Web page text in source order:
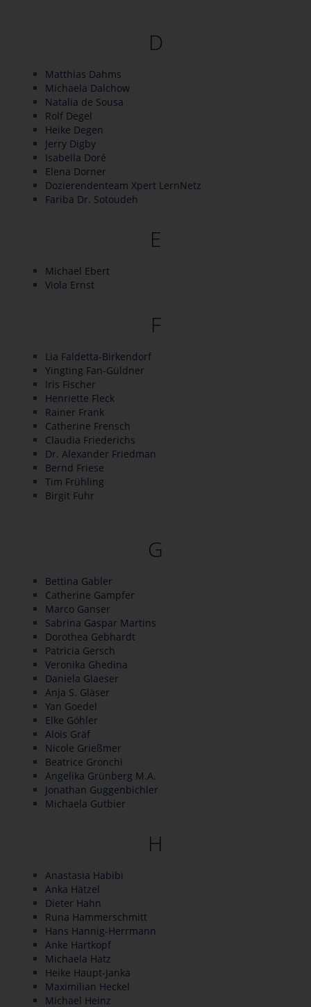
D
Matthias Dahms
Michaela Dalchow
Natalia de Sousa
Rolf Degel
Heike Degen
Jerry Digby
Isabella Doré
Elena Dorner
Dozierendenteam Xpert LernNetz
Fariba Dr. Sotoudeh
E
Michael Ebert
Viola Ernst
F
Lia Faldetta-Birkendorf
Yingting Fan-Güldner
Iris Fischer
Henriette Fleck
Rainer Frank
Catherine Frensch
Claudia Friederichs
Dr. Alexander Friedman
Bernd Friese
Tim Frühling
Birgit Fuhr
G
Bettina Gabler
Catherine Gampfer
Marco Ganser
Sabrina Gaspar Martins
Dorothea Gebhardt
Patricia Gersch
Veronika Ghedina
Daniela Glaeser
Anja S. Gläser
Yan Goedel
Elke Göhler
Alois Gräf
Nicole Grießmer
Beatrice Gronchi
Angelika Grünberg M.A.
Jonathan Guggenbichler
Michaela Gutbier
H
Anastasia Habibi
Anka Hätzel
Dieter Hahn
Runa Hammerschmitt
Hans Hannig-Herrmann
Anke Hartkopf
Michaela Hatz
Heike Haupt-Janka
Maximilian Heckel
Michael Heinz